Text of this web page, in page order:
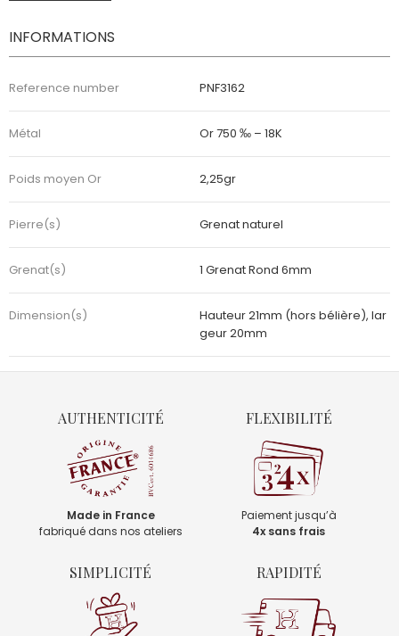
INFORMATIONS
Reference number PNF3162
Métal Or 750 ‰ – 18K
Poids moyen Or 2,25gr
Pierre(s) Grenat naturel
Grenat(s) 1 Grenat Rond 6mm
Dimension(s)
Hauteur 21mm (hors bélière), lar
geur 20mm
AUTHENTICITÉ
Made in France
fabriqué dans nos ateliers
FLEXIBILITÉ
Paiement jusqu’à
4x sans frais
SIMPLICITÉ RAPIDITÉ